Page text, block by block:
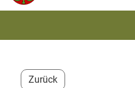
Zurück